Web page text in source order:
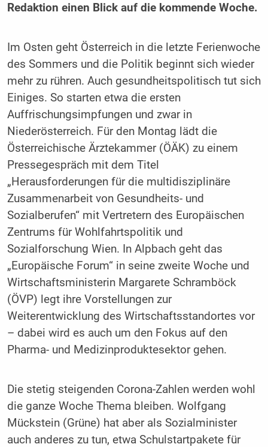
Redaktion einen Blick auf die kommende Woche.
Im Osten geht Österreich in die letzte Ferienwoche
des Sommers und die Politik beginnt sich wieder
mehr zu rühren. Auch gesundheitspolitisch tut sich
Einiges. So starten etwa die ersten
Auffrischungsimpfungen und zwar in
Niederösterreich. Für den Montag lädt die
Österreichische Ärztekammer (ÖÄK) zu einem
Pressegespräch mit dem Titel
„Herausforderungen für die multidisziplinäre
Zusammenarbeit von Gesundheits- und
Sozialberufen“ mit Vertretern des Europäischen
Zentrums für Wohlfahrtspolitik und
Sozialforschung Wien. In Alpbach geht das
„Europäische Forum“ in seine zweite Woche und
Wirtschaftsministerin Margarete Schramböck
(ÖVP) legt ihre Vorstellungen zur
Weiterentwicklung des Wirtschaftsstandortes vor
– dabei wird es auch um den Fokus auf den
Pharma- und Medizinproduktesektor gehen.
Die stetig steigenden Corona-Zahlen werden wohl
die ganze Woche Thema bleiben. Wolfgang
Mückstein (Grüne) hat aber als Sozialminister
auch anderes zu tun, etwa Schulstartpakete für